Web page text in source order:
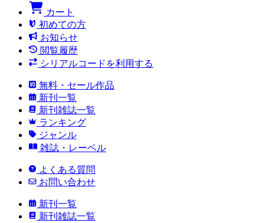
カート
初めての方
お知らせ
閲覧履歴
シリアルコードを利用する
無料・セール作品
新刊一覧
新刊雑誌一覧
ランキング
ジャンル
雑誌・レーベル
よくある質問
お問い合わせ
新刊一覧
新刊雑誌一覧